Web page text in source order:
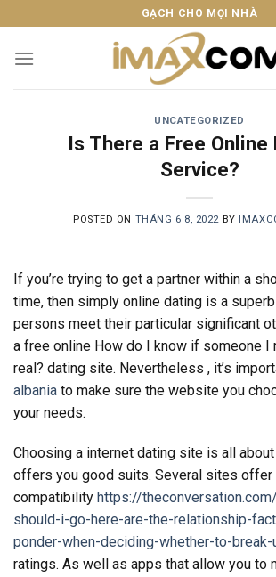
to
content
GẠCH CHO MỌI NHÀ
UNCATEGORIZED
Is There a Free Online
Service?
POSTED ON THÁNG 6 8, 2022 BY
If you’re trying to get a partner within a
time, then simply online dating is a
persons meet their particular significant
a free online How do I know if someone I
real? dating site. Nevertheless , it’s
albania to make sure the website you
your needs.
Choosing a internet dating site is all
offers you good suits. Several sites offer
compatibility https://
should-i-go-here-are-the-relationship-
ponder-when-deciding-whether-to-
ratings. As well as apps that allow you to